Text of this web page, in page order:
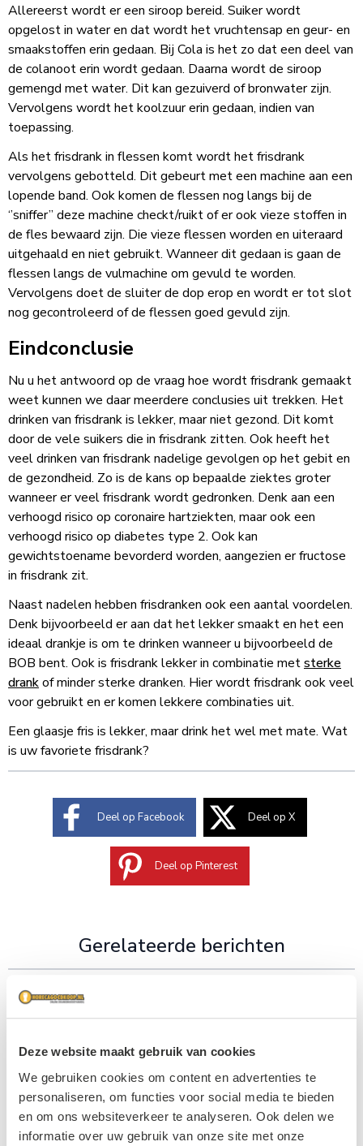
Deze website maakt gebruik van cookies
We gebruiken cookies om content en advertenties te
personaliseren, om functies voor social media te bieden
en om ons websiteverkeer te analyseren. Ook delen we
informatie over uw gebruik van onze site met onze
Allereerst wordt er een siroop bereid. Suiker wordt
opgelost in water en dat wordt het vruchtensap en geur- en
smaakstoffen erin gedaan. Bij Cola is het zo dat een deel van
de colanoot erin wordt gedaan. Daarna wordt de siroop
gemengd met water. Dit kan gezuiverd of bronwater zijn.
Vervolgens wordt het koolzuur erin gedaan, indien van
toepassing.
Als het frisdrank in flessen komt wordt het frisdrank
vervolgens gebotteld. Dit gebeurt met een machine aan een
lopende band. Ook komen de flessen nog langs bij de
‘’sniffer’’ deze machine checkt/ruikt of er ook vieze stoffen in
de fles bewaard zijn. Die vieze flessen worden en uiteraard
uitgehaald en niet gebruikt. Wanneer dit gedaan is gaan de
flessen langs de vulmachine om gevuld te worden.
Vervolgens doet de sluiter de dop erop en wordt er tot slot
nog gecontroleerd of de flessen goed gevuld zijn.
Eindconclusie
Nu u het antwoord op de vraag hoe wordt frisdrank gemaakt
weet kunnen we daar meerdere conclusies uit trekken. Het
drinken van frisdrank is lekker, maar niet gezond. Dit komt
door de vele suikers die in frisdrank zitten. Ook heeft het
veel drinken van frisdrank nadelige gevolgen op het gebit en
de gezondheid. Zo is de kans op bepaalde ziektes groter
wanneer er veel frisdrank wordt gedronken. Denk aan een
verhoogd risico op coronaire hartziekten, maar ook een
verhoogd risico op diabetes type 2. Ook kan
gewichtstoename bevorderd worden, aangezien er fructose
in frisdrank zit.
Naast nadelen hebben frisdranken ook een aantal voordelen.
Denk bijvoorbeeld er aan dat het lekker smaakt en het een
ideaal drankje is om te drinken wanneer u bijvoorbeeld de
BOB bent. Ook is frisdrank lekker in combinatie metsterke
drankof minder sterke dranken. Hier wordt frisdrank ook veel
voor gebruikt en er komen lekkere combinaties uit.
Een glaasje fris is lekker, maar drink het wel met mate. Wat
is uw favoriete frisdrank?
Deel op Facebook Deel op X
Deel op Pinterest
Gerelateerde berichten